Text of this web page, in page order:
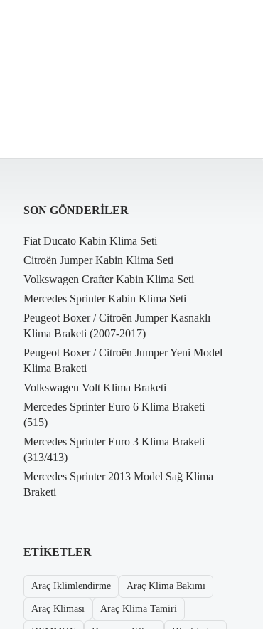
SON GÖNDERILER
Fiat Ducato Kabin Klima Seti
Citroën Jumper Kabin Klima Seti
Volkswagen Crafter Kabin Klima Seti
Mercedes Sprinter Kabin Klima Seti
Peugeot Boxer / Citroën Jumper Kasnaklı
Klima Braketi (2007-2017)
Peugeot Boxer / Citroën Jumper Yeni Model
Klima Braketi
Volkswagen Volt Klima Braketi
Mercedes Sprinter Euro 6 Klima Braketi
(515)
Mercedes Sprinter Euro 3 Klima Braketi
(313/413)
Mercedes Sprinter 2013 Model Sağ Klima
Braketi
ETIKETLER
Araç Iklimlendirme Araç Klima Bakımı
Araç Kliması Araç Klima Tamiri